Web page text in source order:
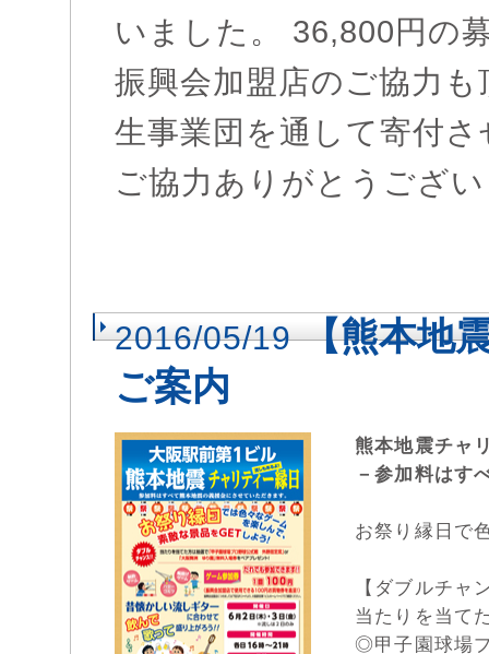
いました。 36,800円の
振興会加盟店のご協力
生事業団を通して寄付
ご協力ありがとうござ
2016/05/19 【熊本地
ご案内
熊本地震チャ
－参加料はす
お祭り縁日で
【ダブルチャ
当たりを当て
◎甲子園球場